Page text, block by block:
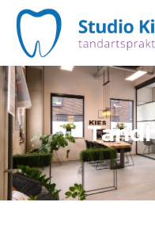
Skip
content